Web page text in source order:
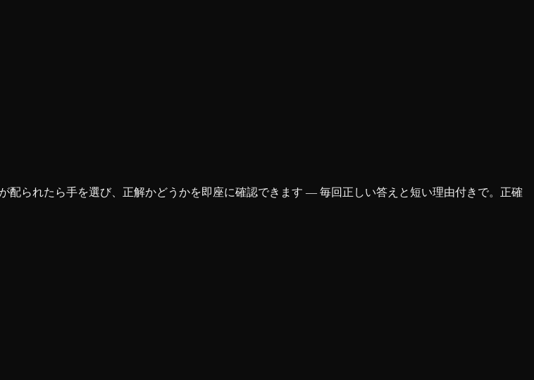
られたら手を選び、正解かどうかを即座に確認できます — 毎回正しい答えと短い理由付きで。正確